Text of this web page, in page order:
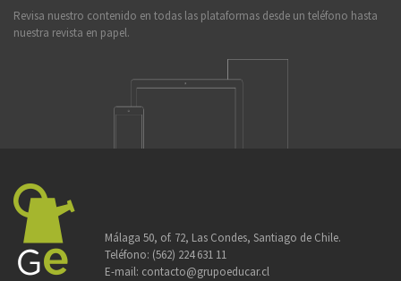
Revisa nuestro contenido en todas las plataformas desde un teléfono hasta
nuestra revista en papel.
Málaga 50, of. 72, Las Condes, Santiago de Chile.
Teléfono: (562) 224 631 11
E-mail: contacto@grupoeducar.cl